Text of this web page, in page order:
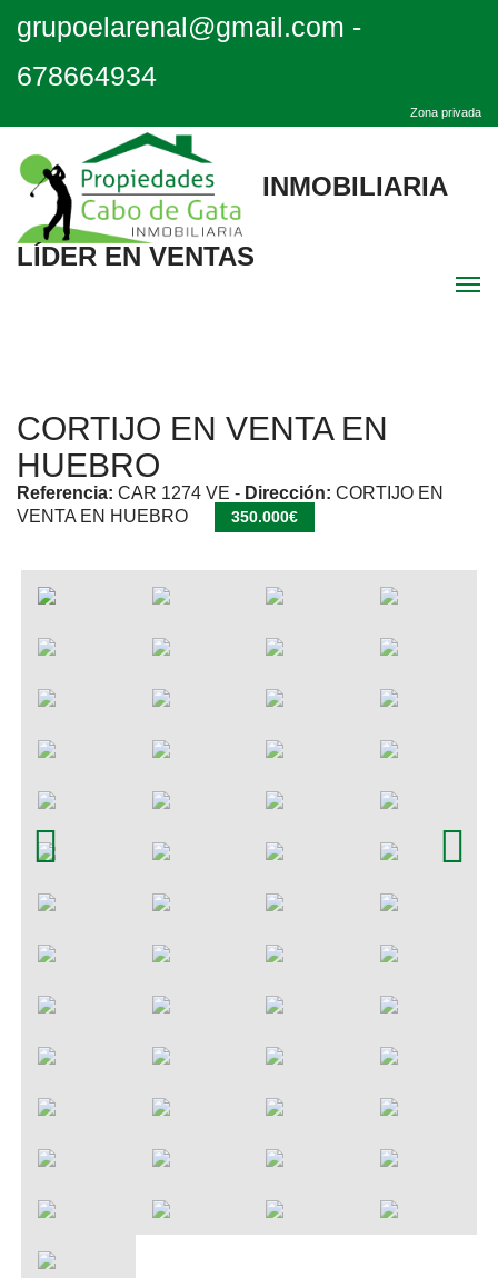
grupoelarenal@gmail.com -
678664934
Zona privada
INMOBILIARIA
LÍDER EN VENTAS
Destacadas
Quiénes Somos
Inmuebles en Carboneras
Inmuebles en Agua Amarga
Alquiler Agua Amarga
CORTIJO EN VENTA EN
HUEBRO
Referencia: CAR 1274 VE - Dirección: CORTIJO EN
VENTA EN HUEBRO
350.000€